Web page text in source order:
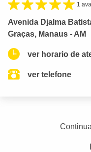
1
Avenida Djalma
Graças, Manaus - AM
ver horario de
ver telefone